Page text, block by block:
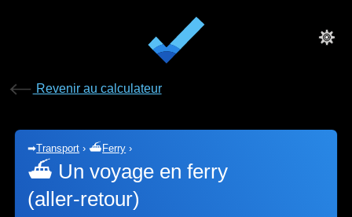
Revenir au calculateur
➡Transport ›⛴ Ferry ›
⛴ Un voyage en ferry
(aller‑retour)